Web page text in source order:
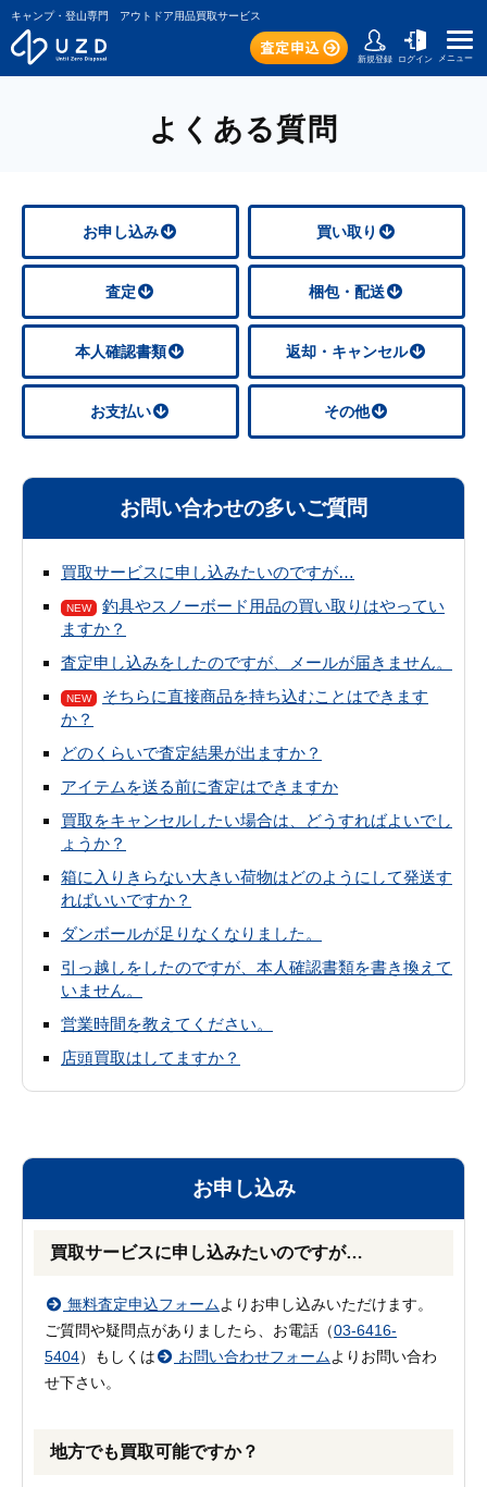
キャンプ・登山専門 アウトドア用品買取サービス
新規登録 ログイン メニュー
よくある質問
お申し込み 買い取り
査定 梱包・配送
本人確認書類 返却・キャンセル
お支払い その他
お問い合わせの多いご質問
買取サービスに申し込みたいのですが…
NEW
釣具やスノーボード用品の買い取りはやってい
ますか？
査定申し込みをしたのですが、メールが届きません。
NEW
そちらに直接商品を持ち込むことはできます
か？
どのくらいで査定結果が出ますか？
アイテムを送る前に査定はできますか
買取をキャンセルしたい場合は、どうすればよいでし
ょうか？
箱に入りきらない大きい荷物はどのようにして発送す
ればいいですか？
ダンボールが足りなくなりました。
引っ越しをしたのですが、本人確認書類を書き換えて
いません。
営業時間を教えてください。
店頭買取はしてますか？
お申し込み
買取サービスに申し込みたいのですが…
無料査定申込フォームよりお申し込みいただけます。
ご質問や疑問点がありましたら、お電話（03-6416-
5404）もしくは お問い合わせフォームよりお問い合わ
せ下さい。
地方でも買取可能ですか？